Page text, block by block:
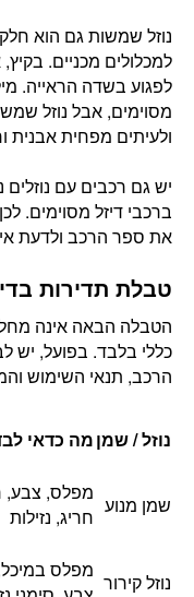
נוזל שמשות גם הוא
למכלולים מכניים.
לפגוע בשדה הראייה.
מסוימים, אבל נוזל
ולעיתים מפחית אבנית
ברכבי דיזל מסוימים.
את ספר הרכב ולדעת
טבלת תדירות
הטבלה הבאה אינה
כללי בלבד. בפועל, יש
הרכב, תנאי השימוש
נוזל / שמןמה כדאי
שמן מנוע
מפלס, צבע,
חריג, נזילות
נוזל קירור
מפלס